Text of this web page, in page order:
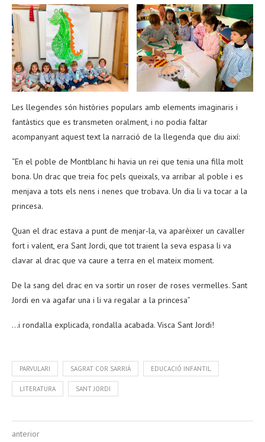
Les llegendes són històries populars amb elements imaginaris i
fantàstics que es transmeten oralment, i no podia faltar
acompanyant aquest text la narració de la llegenda que diu així:
“En el poble de Montblanc hi havia un rei que tenia una filla molt
bona. Un drac que treia foc pels queixals, va arribar al poble i es
menjava a tots els nens i nenes que trobava. Un dia li va tocar a la
princesa.
Quan el drac estava a punt de menjar-la, va aparèixer un cavaller
fort i valent, era Sant Jordi, que tot traient la seva espasa li va
clavar al drac que va caure a terra en el mateix moment.
De la sang del drac en va sortir un roser de roses vermelles. Sant
Jordi en va agafar una i li va regalar a la princesa”
…i rondalla explicada, rondalla acabada. Visca Sant Jordi!
PARVULARI SAGRAT COR SARRIÀ EDUCACIÓ INFANTIL
LITERATURA SANT JORDI
anterior